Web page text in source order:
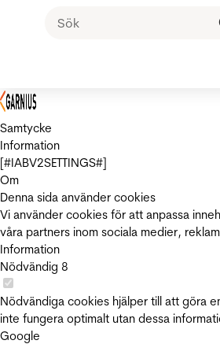
Samtycke
Information
[#IABV2SETTINGS#]
Om
Denna sida använder cookies
Vi använder cookies för att anpassa
våra partners inom sociala medier,
Information
Nödvändig 8
Nödvändiga cookies hjälper till att göra
inte fungera optimalt utan dessa
Google